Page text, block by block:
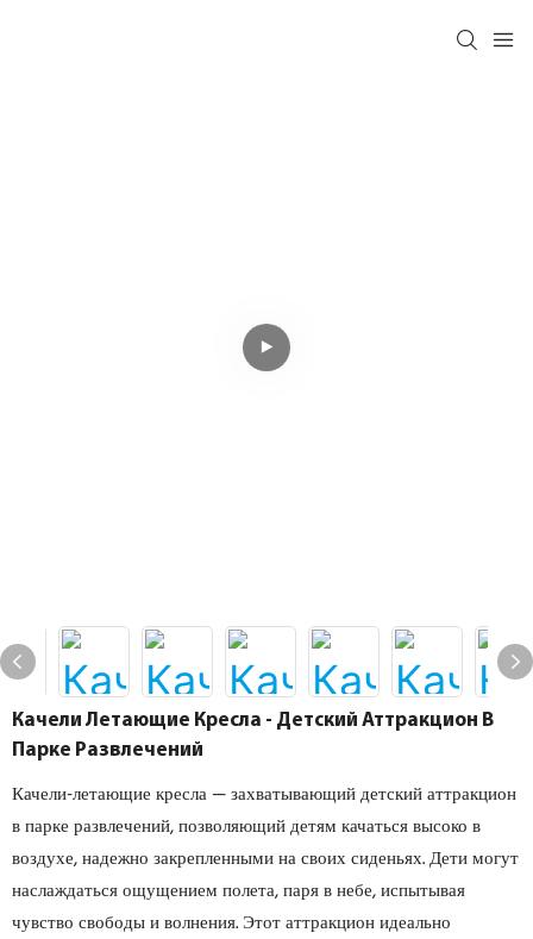
Качели Летающие Кресла - Детский Аттракцион В
Парке Развлечений
Качели-летающие кресла — захватывающий детский аттракцион
в парке развлечений, позволяющий детям качаться высоко в
воздухе, надежно закрепленными на своих сиденьях. Дети могут
наслаждаться ощущением полета, паря в небе, испытывая
чувство свободы и волнения. Этот аттракцион идеально